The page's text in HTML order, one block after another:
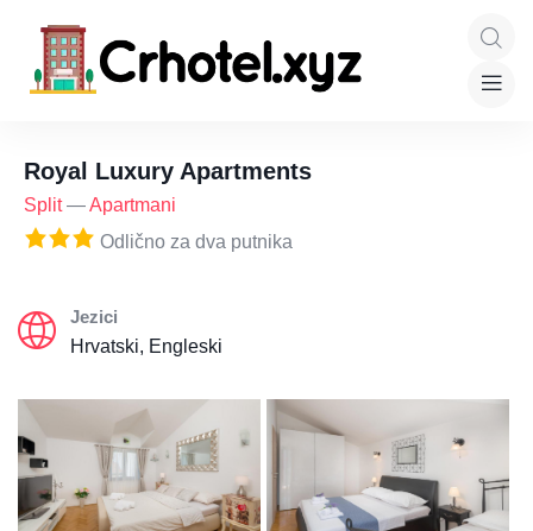
Royal Luxury Apartments
Split—Apartmani
Odlično za dva putnika
Jezici
Hrvatski, Engleski